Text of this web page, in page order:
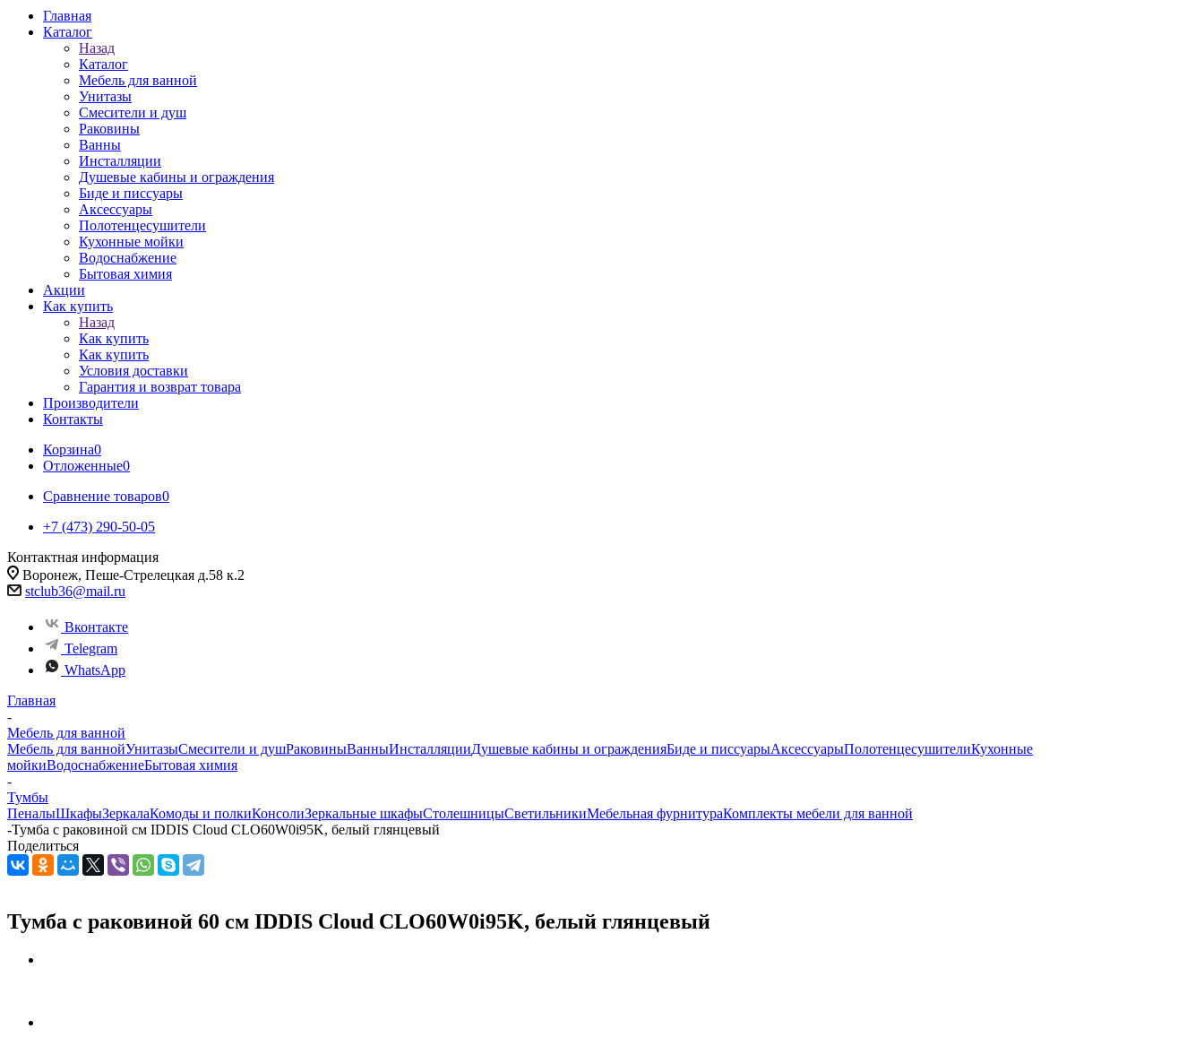
Главная
Каталог
Назад
Каталог
Мебель для ванной
Унитазы
Смесители и душ
Раковины
Ванны
Инсталляции
Душевые кабины и ограждения
Биде и писсуары
Аксессуары
Полотенцесушители
Кухонные мойки
Водоснабжение
Бытовая химия
Акции
Как купить
Назад
Как купить
Как купить
Условия доставки
Гарантия и возврат товара
Производители
Контакты
Корзина0
Отложенные0
Сравнение товаров0
+7 (473) 290-50-05
Контактная информация
Воронеж, Пеше-Стрелецкая д.58 к.2
stclub36@mail.ru
Вконтакте
Telegram
WhatsApp
Главная
-
Мебель для ванной
Мебель для ваннойУнитазыСмесители и душРаковиныВанныИнсталляцииДушевые кабины и огражденияБиде и писсуарыАксессуарыПолотенцесушителиКухонные
мойкиВодоснабжениеБытовая химия
-
Тумбы
ПеналыШкафыЗеркалаКомоды и полкиКонсолиЗеркальные шкафыСтолешницыСветильникиМебельная фурнитураКомплекты мебели для ванной
-Тумба с раковиной см IDDIS Cloud CLO60W0i95K, белый глянцевый
Поделиться
Тумба с раковиной 60 см IDDIS Cloud CLO60W0i95K, белый глянцевый